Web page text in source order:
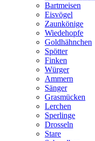
Bartmeisen
Eisvögel
Zaunkönige
Wiedehopfe
Goldhähnchen
Spötter
Finken
Würger
Ammern
Sänger
Grasmücken
Lerchen
Sperlinge
Drosseln
Stare